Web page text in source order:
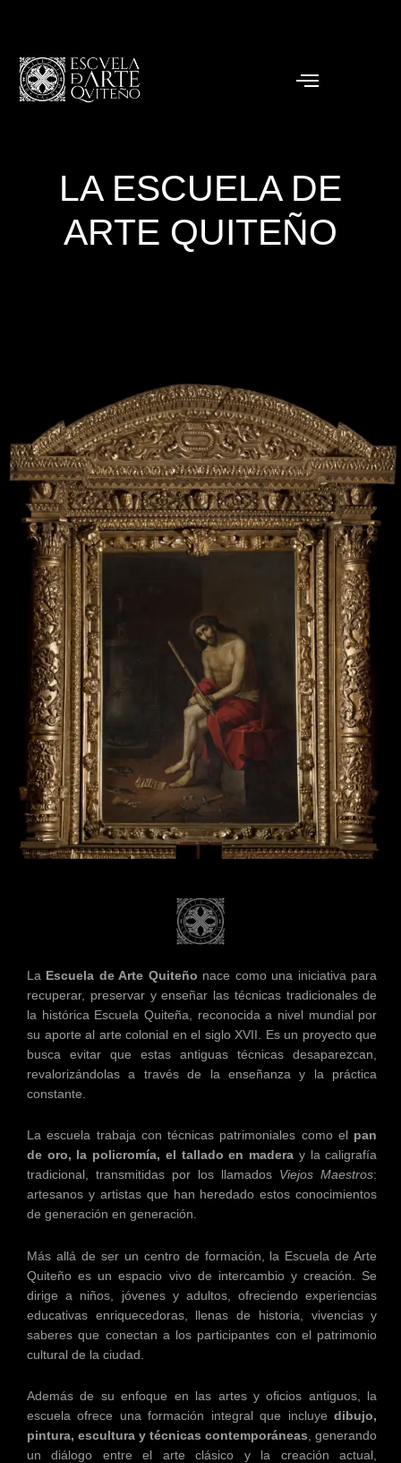
LA ESCUELA DE
ARTE QUITEÑO
La Escuela de Arte Quiteño nace como una iniciativa para
recuperar, preservar y enseñar las técnicas tradicionales de
la histórica Escuela Quiteña, reconocida a nivel mundial por
su aporte al arte colonial en el siglo XVII. Es un proyecto que
busca evitar que estas antiguas técnicas desaparezcan,
revalorizándolas a través de la enseñanza y la práctica
constante.
La escuela trabaja con técnicas patrimoniales como el pan
de oro, la policromía, el tallado en madera y la caligrafía
tradicional, transmitidas por los llamados Viejos Maestros:
artesanos y artistas que han heredado estos conocimientos
de generación en generación.
Más allá de ser un centro de formación, la Escuela de Arte
Quiteño es un espacio vivo de intercambio y creación. Se
dirige a niños, jóvenes y adultos, ofreciendo experiencias
educativas enriquecedoras, llenas de historia, vivencias y
saberes que conectan a los participantes con el patrimonio
cultural de la ciudad.
Además de su enfoque en las artes y oficios antiguos, la
escuela ofrece una formación integral que incluyedibujo,
pintura, escultura y técnicas contemporáneas , generando
un diálogo entre el arte clásico y la creación actual,